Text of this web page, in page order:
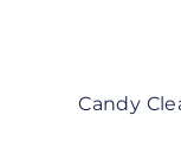
Candy